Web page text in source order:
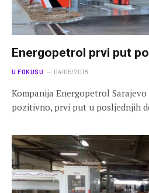
Energopetrol prvi put
U FOKUSU 04/05/2018
Kompanija Energopetrol
pozitivno, prvi put u posljednjih